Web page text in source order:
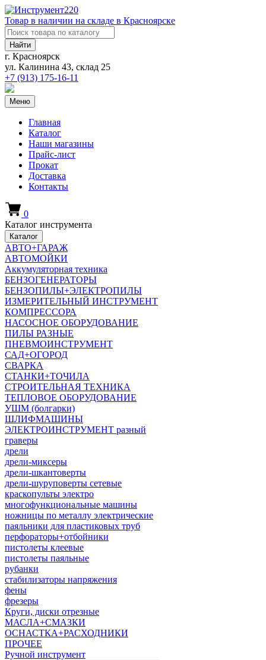
Товар в наличии на складе в Красноярске
Найти
г. Красноярск
ул. Калинина 43, склад 25
+7 (913) 175-16-11
Меню
Главная
Каталог
Наши магазины
Прайс-лист
Прокат
Доставка
Контакты
0
Каталог инструмента
Каталог
АВТО+ГАРАЖ
АВТОМОЙКИ
Аккумуляторная техника
БЕНЗОГЕНЕРАТОРЫ
БЕНЗОПИЛЫ+ЭЛЕКТРОПИЛЫ
ИЗМЕРИТЕЛЬНЫЙ ИНСТРУМЕНТ
КОМПРЕССОРА
НАСОСНОЕ ОБОРУДОВАНИЕ
ПИЛЫ РАЗНЫЕ
ПНЕВМОИНСТРУМЕНТ
САД+ОГОРОД
СВАРКА
СТАНКИ+ТОЧИЛА
СТРОИТЕЛЬНАЯ ТЕХНИКА
ТЕПЛОВОЕ ОБОРУДОВАНИЕ
УШМ (болгарки)
ШЛИФМАШИНЫ
ЭЛЕКТРОИНСТРУМЕНТ разный
граверы
дрели
дрели-миксеры
дрели-шкантоверты
дрели-шуруповерты сетевые
краскопульты электро
многофункциональные машины
ножницы по металлу электрические
паяльники для пластиковых труб
перфораторы+отбойники
пистолеты клеевые
пистолеты паяльные
рубанки
стабилизаторы напряжения
фены
фрезеры
Круги, диски отрезные
МАСЛА+СМАЗКИ
ОСНАСТКА+РАСХОДНИКИ
ПРОЧЕЕ
Ручной инструмент